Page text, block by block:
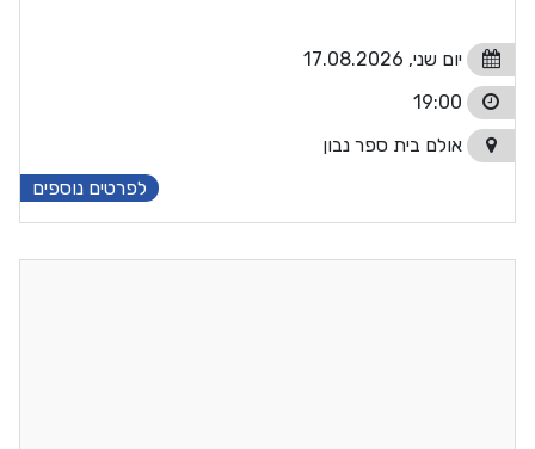
יום שני, 17.08.2026
אולם בית ספר נבון
לפרטים נוספים